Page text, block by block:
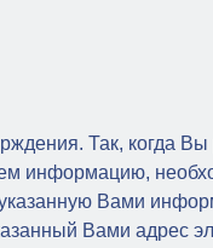
Так, когда Вы
информацию,
Вами
Вами адрес